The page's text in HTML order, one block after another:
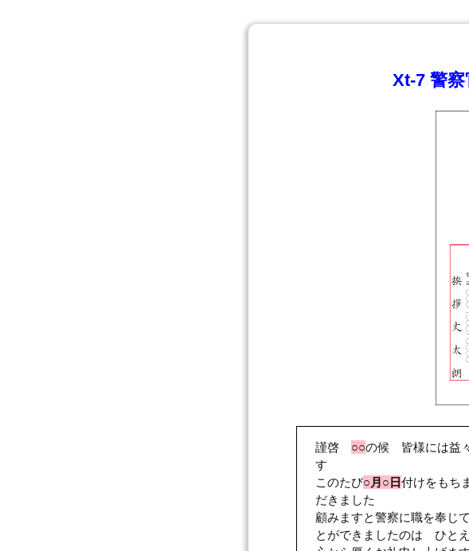
Xt-7 警察
謹啓 ○○の候 皆様には益
す さて
このたび○月○日付けをもち
だきました
顧みますと警察に職を奉じ
とができましたのは ひと